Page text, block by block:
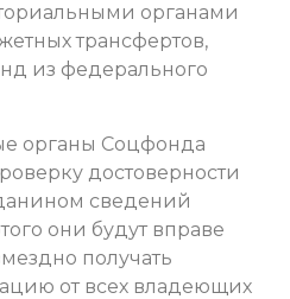
органами
трансфертов,
из федерального
органы Соцфонда
достоверности
сведений
они будут вправе
получать
от всех владеющих